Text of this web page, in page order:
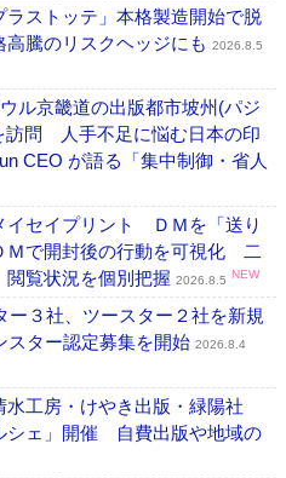
ストッテ」本格製造開始で脱
騰のリスクヘッジにも 2026.8.5
ル京畿道の出版都市坡州(パジ
訪問 人手不足に悩む日本の印
CEO が語る「集中制御・省人
イセイプリント ＤＭを「送り
Ｍで開封後の行動を可視化 二
閲覧状況を個別把握 2026.8.5 NEW
３社、ツースター２社を新規
ター認定募集を開始 2026.8.4
水工房・けやき出版・緑陽社
シェ」開催 自費出版や地域の